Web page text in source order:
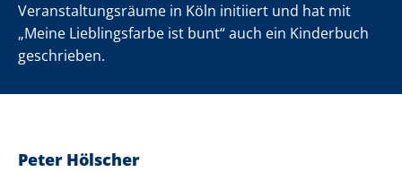
Veranstaltungsräume in Köln initiiert und hat mit
„Meine Lieblingsfarbe ist bunt“ auch ein Kinderbuch
geschrieben.
Peter Hölscher